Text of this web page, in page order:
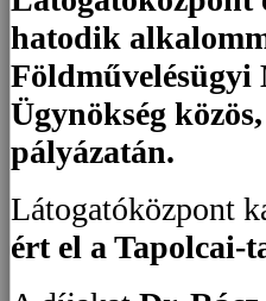
hatodik
Ügynökség
pályázatán.
Látogatóközpont
ért el a Tapolcai-